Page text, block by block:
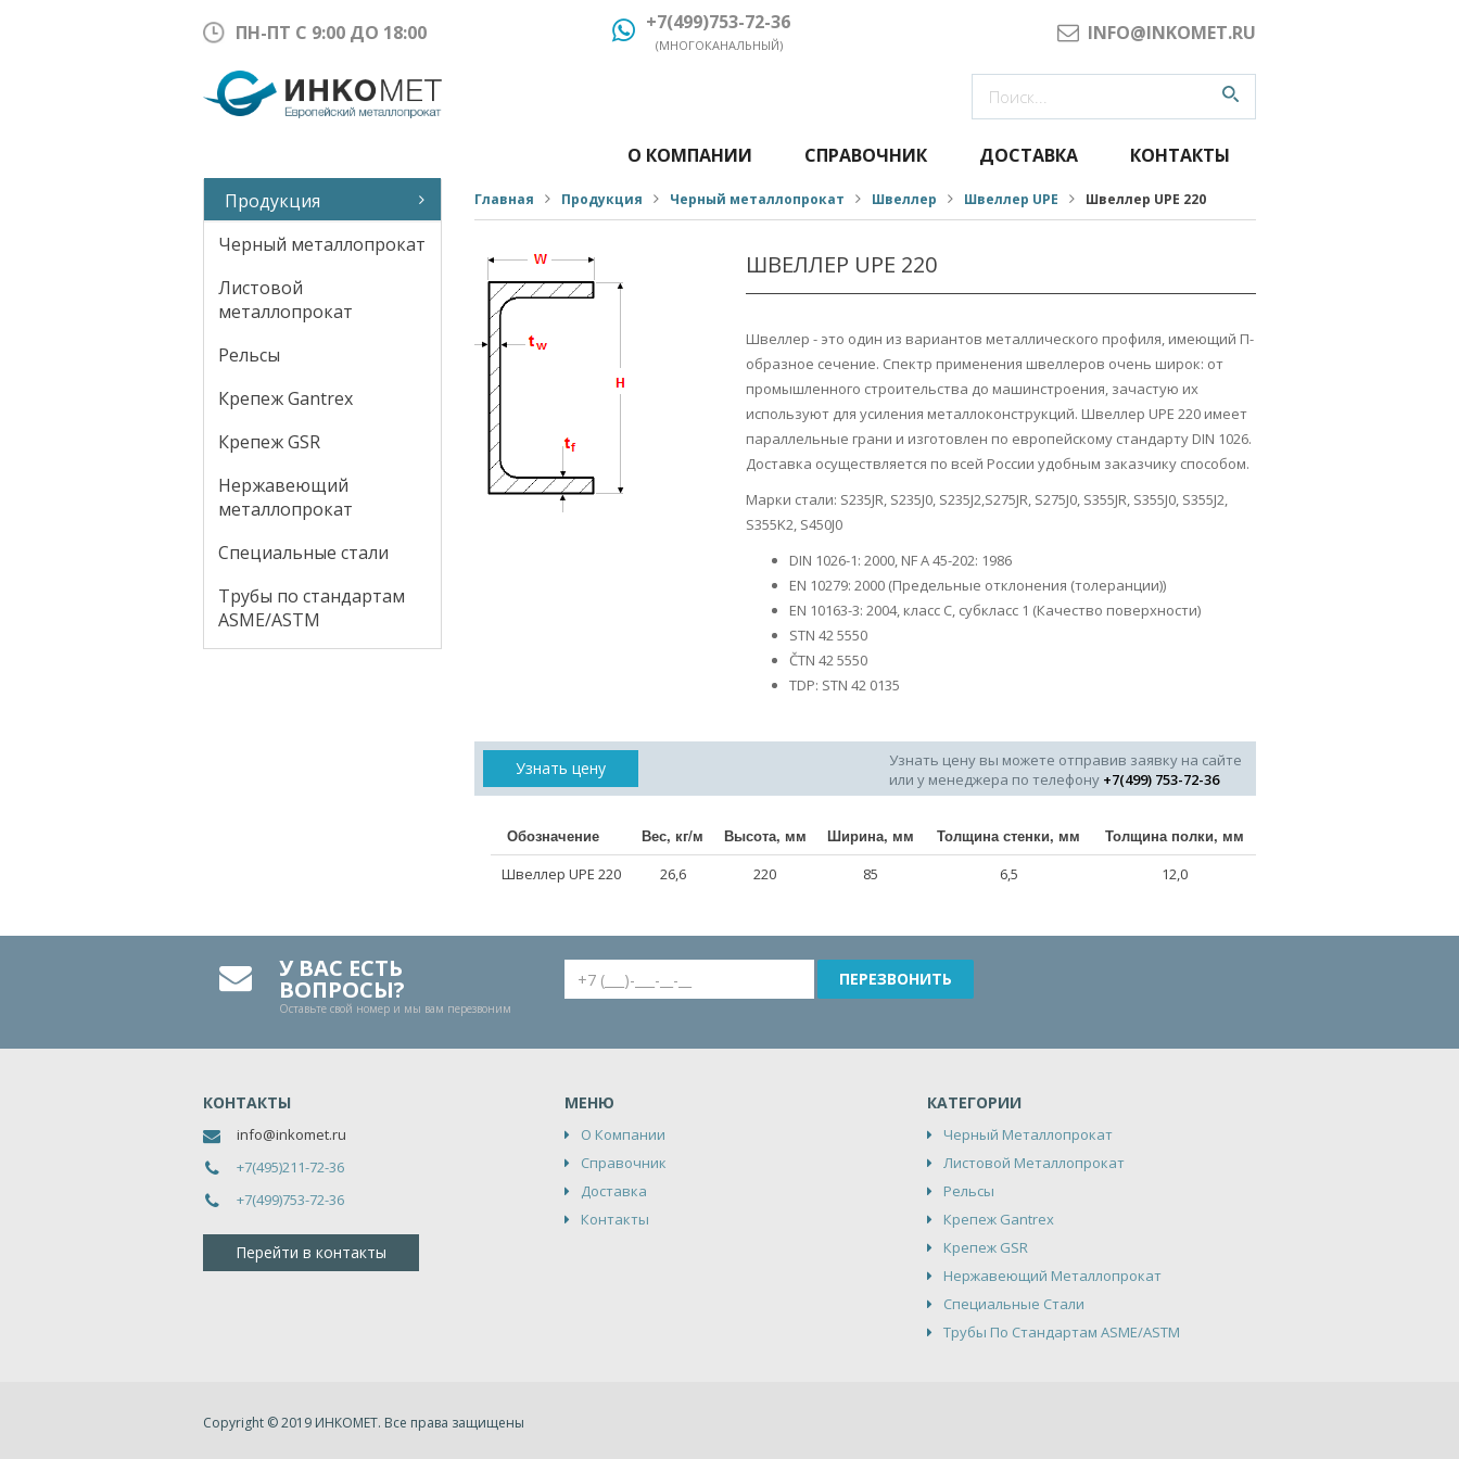
ПН-ПТ С 9:00 ДО 18:00 +7(499)753-72-36
(МНОГОКАНАЛЬНЫЙ)
INFO@INKOMET.RU
Продукция
Черный металлопрокат
Листовой
металлопрокат
Рельсы
Крепеж Gantrex
Крепеж GSR
Нержавеющий
металлопрокат
Специальные стали
Трубы по стандартам
ASME/ASTM
О КОМПАНИИ СПРАВОЧНИК ДОСТАВКА КОНТАКТЫ
Главная Продукция Черный металлопрокат Швеллер Швеллер UPE Швеллер UPE 220
ШВЕЛЛЕР UPE 220
Швеллер - это один из вариантов металлического профиля, имеющий П-
образное сечение. Спектр применения швеллеров очень широк: от
промышленного строительства до машинстроения, зачастую их
используют для усиления металлоконструкций. Швеллер UPE 220 имеет
параллельные грани и изготовлен по европейскому стандарту DIN 1026.
Доставка осуществляется по всей России удобным заказчику способом.
Марки стали: S235JR, S235J0, S235J2,S275JR, S275J0, S355JR, S355J0, S355J2,
S355K2, S450J0
DIN 1026-1: 2000, NF A 45-202: 1986
EN 10279: 2000 (Предельные отклонения (толеранции))
EN 10163-3: 2004, класс C, субкласс 1 (Качество поверхности)
STN 42 5550
ČTN 42 5550
TDP: STN 42 0135
Узнать цену
Узнать цену вы можете отправив заявку на сайте
или у менеджера по телефону +7(499) 753-72-36
Обозначение Вес, кг/м Высота, мм Ширина, мм Толщина стенки, мм Толщина полки, мм
Швеллер UPE 220 26,6 220 85 6,5 12,0
У ВАС ЕСТЬ
ВОПРОСЫ?
Оставьте свой номер и мы вам перезвоним
КОНТАКТЫ
info@inkomet.ru
+7(495)211-72-36
+7(499)753-72-36
Перейти в контакты
МЕНЮ
О Компании
Справочник
Доставка
Контакты
КАТЕГОРИИ
Черный Металлопрокат
Листовой Металлопрокат
Рельсы
Крепеж Gantrex
Крепеж GSR
Нержавеющий Металлопрокат
Специальные Стали
Трубы По Стандартам ASME/ASTM
Copyright © 2019 ИНКОМЕТ. Все права защищены